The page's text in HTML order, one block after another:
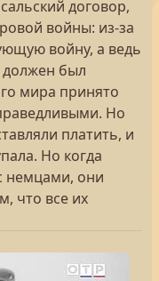
договор,
войны: из-за
войну, а ведь
был
мира принято
Но
платить, и
Но когда
немцами, они
что все их